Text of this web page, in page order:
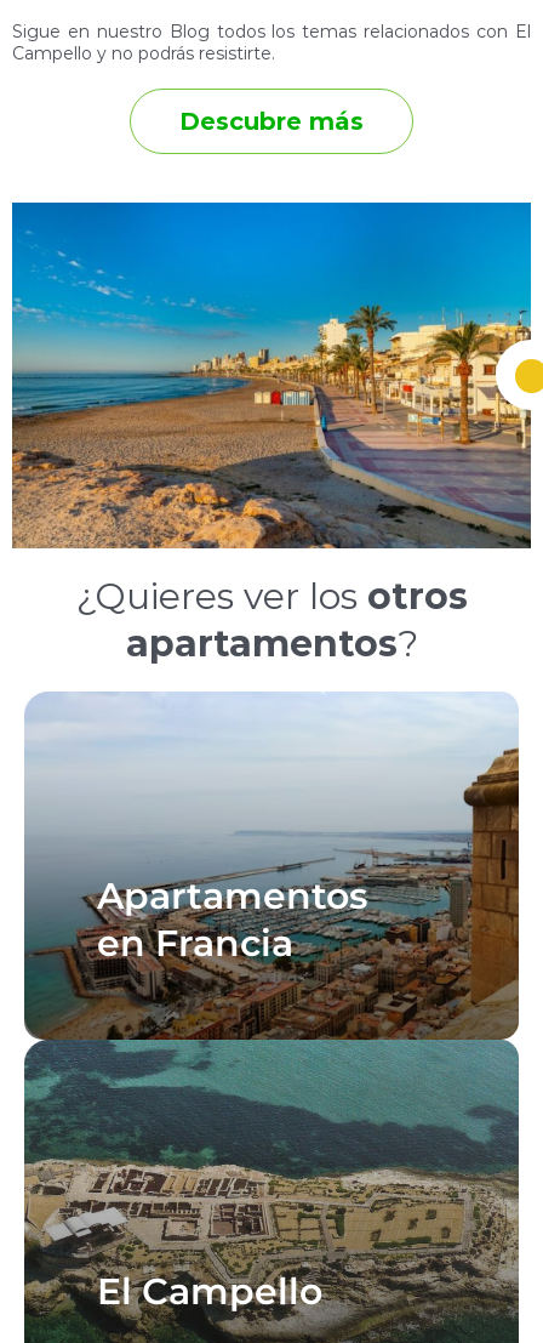
Sigue en nuestro Blog todos los temas relacionados con El
Campello y no podrás resistirte.
Descubre más
¿Quieres ver los otros
apartamentos?
Apartamentos
en Francia
El Campello